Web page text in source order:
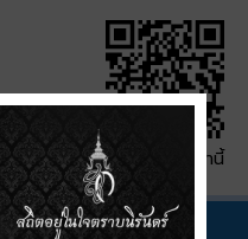
QR Code หน้านี้